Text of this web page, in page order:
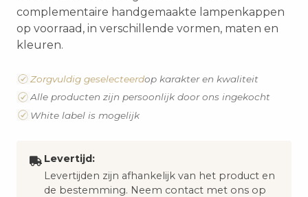
complementaire handgemaakte lampenkappen
op voorraad, in verschillende vormen, maten en
kleuren.
Zorgvuldig geselecteerdop karakter en kwaliteit
Alle producten zijn persoonlijk door ons ingekocht
White label is mogelijk
Levertijd:
Levertijden zijn afhankelijk van het product en
de bestemming. Neem contact met ons op